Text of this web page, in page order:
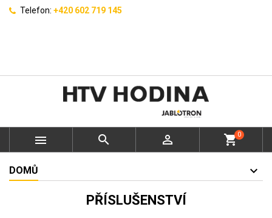
Telefon: +420 602 719 145
   shopping_cart0
DOMŮ
PŘÍSLUŠENSTVÍ